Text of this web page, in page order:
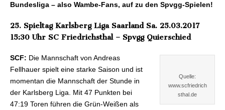
Bundesliga – also Wambe-Fans, auf zu den Spvgg-Spielen!
25. Spieltag Karlsberg Liga Saarland Sa. 25.03.2017
15:30 Uhr SC Friedrichsthal – Spvgg Quierschied
Quelle:
www.scfriedrich
sthal.de
SCF: Die Mannschaft von Andreas
Fellhauer spielt eine starke Saison und ist
momentan die Mannschaft der Stunde in
der Karlsberg Liga. Mit 47 Punkten bei
47:19 Toren führen die Grün-Weißen als